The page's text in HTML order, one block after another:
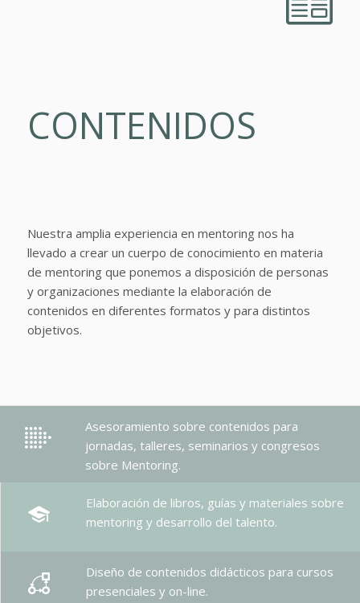
CONTENIDOS
Nuestra amplia experiencia en mentoring nos ha
llevado a crear un cuerpo de conocimiento en materia
de mentoring que ponemos a disposición de personas
y organizaciones mediante la elaboración de
contenidos en diferentes formatos y para distintos
objetivos.
Asesoramiento sobre contenidos para
jornadas, talleres, seminarios y congresos
sobre Mentoring.
Elaboración de libros, guías y materiales sobre
mentoring y desarrollo del talento.
Diseño de contenidos didácticos para cursos
presenciales y on-line.